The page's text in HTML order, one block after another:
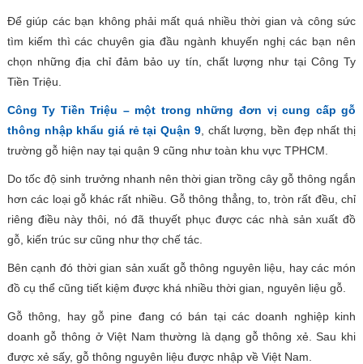
Để giúp các bạn không phải mất quá nhiều thời gian và công sức
tìm kiếm thì các chuyên gia đầu ngành khuyến nghị các bạn nên
chọn những địa chỉ đảm bảo uy tín, chất lượng như tại Công Ty
Tiền Triệu.
Công Ty Tiền Triệu – một trong những đơn vị cung cấp gỗ
thông nhập khẩu giá rẻ tại Quận 9, chất lượng, bền đẹp nhất thị
trường gỗ hiện nay tại quận 9 cũng như toàn khu vực TPHCM.
Do tốc độ sinh trưởng nhanh nên thời gian trồng cây gỗ thông ngắn
hơn các loại gỗ khác rất nhiều. Gỗ thông thẳng, to, tròn rất đều, chỉ
riêng điều này thôi, nó đã thuyết phục được các nhà sản xuất đồ
gỗ, kiến trúc sư cũng như thợ chế tác.
Bên cạnh đó thời gian sản xuất gỗ thông nguyên liệu, hay các món
đồ cụ thể cũng tiết kiệm được khá nhiều thời gian, nguyên liệu gỗ.
Gỗ thông, hay gỗ pine đang có bán tại các doanh nghiệp kinh
doanh gỗ thông ở Việt Nam thường là dạng gỗ thông xẻ. Sau khi
được xẻ sấy, gỗ thông nguyên liệu được nhập về Việt Nam.